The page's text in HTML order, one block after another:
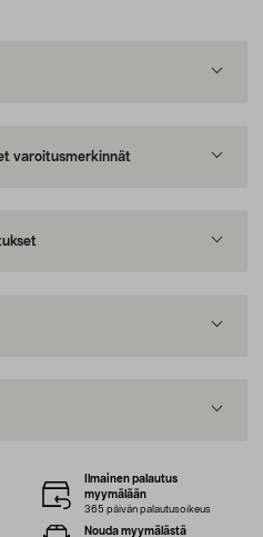
varoitusmerkinnät
Ilmainen palautus
myymälään
365 päivän palautusoikeus
Nouda myymälästä